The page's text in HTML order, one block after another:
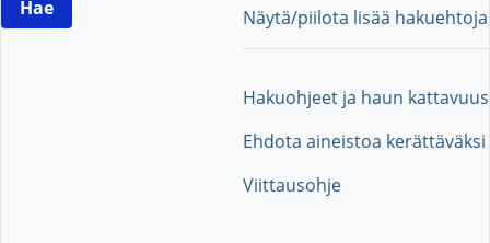
Näytä/piilota lisää hakuehtoja
Hakuohjeet ja haun kattavuus
Ehdota aineistoa kerättäväksi
Viittausohje